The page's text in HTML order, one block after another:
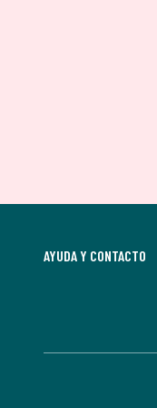
AYUDA Y CONTACTO